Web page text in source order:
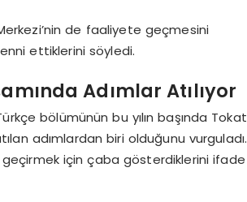
de faaliyete geçmesini
ettiklerini söyledi.
Adımlar Atılıyor
bölümünün bu yılın başında Tokat
adımlardan biri olduğunu vurguladı.
için çaba gösterdiklerini ifade